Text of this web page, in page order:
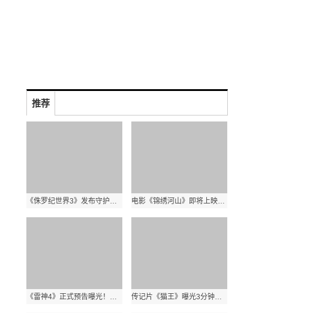
推荐
《侏罗纪世界3》发布守护特辑 布鲁携女儿贝塔惊喜回归 电影《锦绣河山》即将上映！十年深耕、汇聚情怀“绣”山河
《雷神4》正式预告曝光！大反派屠神者格尔亮相 传记片《猫王》曝光3分钟预告 还原汤姆·帕克的20年故事